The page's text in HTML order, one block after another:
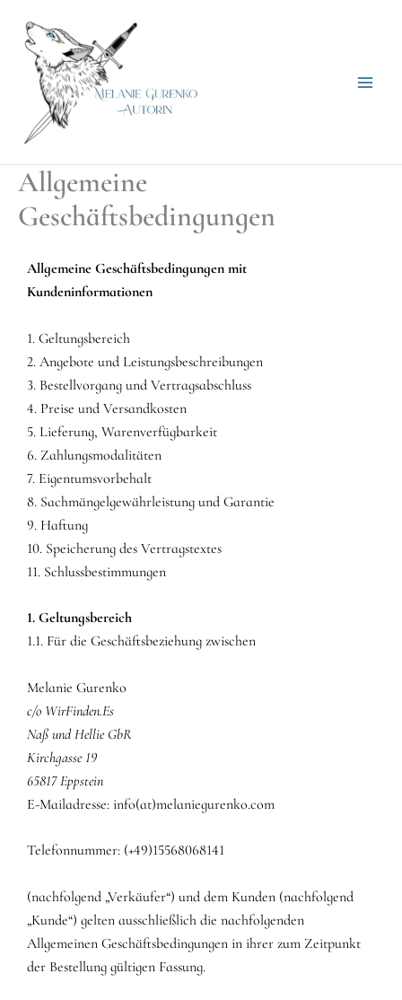
Inhalt
springen
Allgemeine
Geschäftsbedingungen
Allgemeine Geschäftsbedingungen mit
Kundeninformationen
1. Geltungsbereich
2. Angebote und Leistungsbeschreibungen
3. Bestellvorgang und Vertragsabschluss
4. Preise und Versandkosten
5. Lieferung, Warenverfügbarkeit
6. Zahlungsmodalitäten
7. Eigentumsvorbehalt
8. Sachmängelgewährleistung und Garantie
9. Haftung
10. Speicherung des Vertragstextes
11. Schlussbestimmungen
1. Geltungsbereich
1.1. Für die Geschäftsbeziehung zwischen
Melanie Gurenko
c/o WirFinden.Es
Naß und Hellie GbR
Kirchgasse 19
65817 Eppstein
E-Mailadresse: info(at)melaniegurenko.com
Telefonnummer: (+49)15568068141
(nachfolgend „Verkäufer“) und dem Kunden (nachfolgend
„Kunde“) gelten ausschließlich die nachfolgenden
Allgemeinen Geschäftsbedingungen in ihrer zum Zeitpunkt
der Bestellung gültigen Fassung.